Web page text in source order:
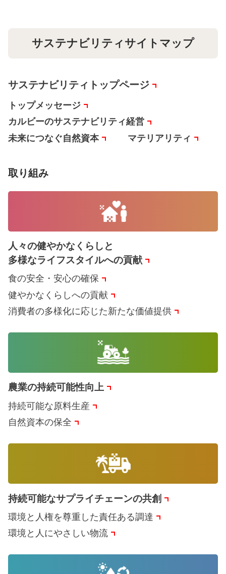
サステナビリティサイトマップ
サステナビリティトップページ
トップメッセージ
カルビーのサステナビリティ経営
未来につなぐ自然資本
マテリアリティ
取り組み
人々の健やかなくらしと
多様なライフスタイルへの貢献
食の安全・安心の確保
健やかなくらしへの貢献
消費者の多様化に応じた新たな価値提供
農業の持続可能性向上
持続可能な原料生産
自然資本の保全
持続可能なサプライチェーンの共創
環境と人権を尊重した責任ある調達
環境と人にやさしい物流